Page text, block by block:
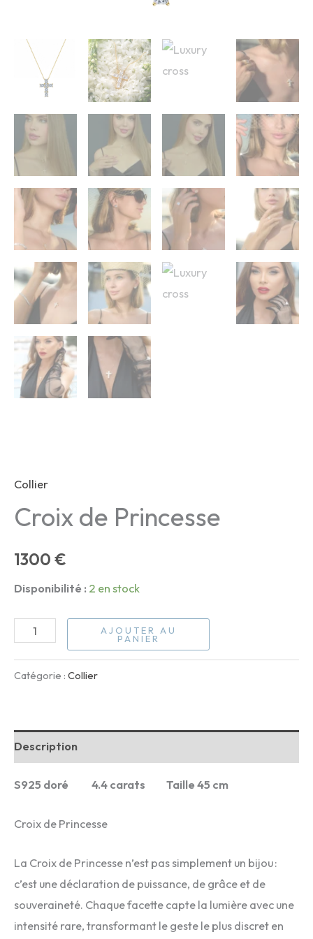
Collier
Croix de Princesse
1300 €
Disponibilité : 2 en stock
quantité
Croix
AJOUTER AU
PANIER
Catégorie : Collier
Description
S925 doré 4.4 carats Taille 45 cm
Croix de Princesse
La Croix de Princesse n’est pas simplement un bijou :
c’est une déclaration de puissance, de grâce et de
souveraineté. Chaque facette capte la lumière avec une
intensité rare, transformant le geste le plus discret en